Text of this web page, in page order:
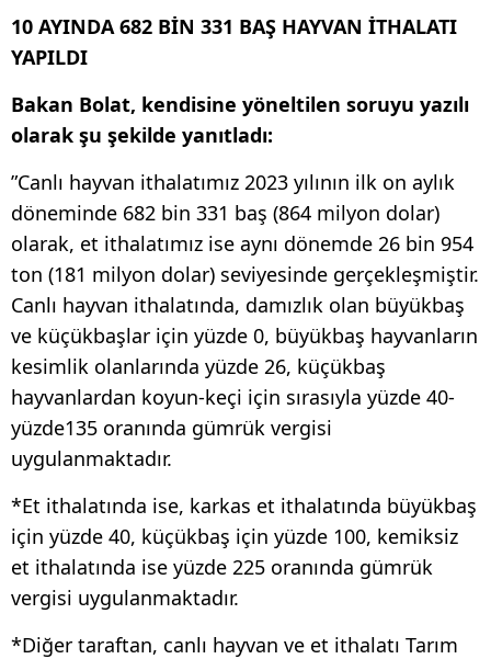
10 AYINDA 682 BİN 331 BAŞ HAYVAN İTHALATI
YAPILDI
Bakan Bolat, kendisine yöneltilen soruyu yazılı
olarak şu şekilde yanıtladı:
”Canlı hayvan ithalatımız 2023 yılının ilk on aylık
döneminde 682 bin 331 baş (864 milyon dolar)
olarak, et ithalatımız ise aynı dönemde 26 bin 954
ton (181 milyon dolar) seviyesinde gerçekleşmiştir.
Canlı hayvan ithalatında, damızlık olan büyükbaş
ve küçükbaşlar için yüzde 0, büyükbaş hayvanların
kesimlik olanlarında yüzde 26, küçükbaş
hayvanlardan koyun-keçi için sırasıyla yüzde 40-
yüzde135 oranında gümrük vergisi
uygulanmaktadır.
*Et ithalatında ise, karkas et ithalatında büyükbaş
için yüzde 40, küçükbaş için yüzde 100, kemiksiz
et ithalatında ise yüzde 225 oranında gümrük
vergisi uygulanmaktadır.
*Diğer taraftan, canlı hayvan ve et ithalatı Tarım